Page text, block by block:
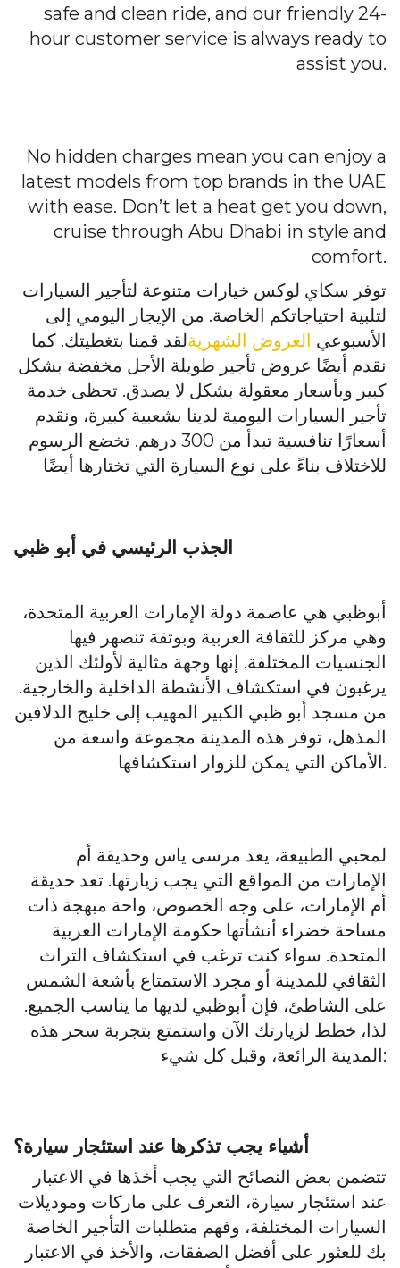
safe and clean ride, and our friendly 24-
hour customer service is always ready to
assist you.
No hidden charges mean you can enjoy a
latest models from top brands in the UAE
with ease. Don’t let a heat get you down,
cruise through Abu Dhabi in style and
comfort.
توفر سكاي لوكس خيارات متنوعة لتأجير السيارات
لتلبية احتياجاتكم الخاصة. من الإيجار اليومي إلى
الأسبوعي العروض الشهريةلقد قمنا بتغطيتك. كما
نقدم أيضًا عروض تأجير طويلة الأجل مخفضة بشكل
كبير وبأسعار معقولة بشكل لا يصدق. تحظى خدمة
تأجير السيارات اليومية لدينا بشعبية كبيرة، ونقدم
أسعارًا تنافسية تبدأ من 300 درهم. تخضع الرسوم
للاختلاف بناءً على نوع السيارة التي تختارها أيضًا
الجذب الرئيسي في أبو ظبي
أبوظبي هي عاصمة دولة الإمارات العربية المتحدة،
وهي مركز للثقافة العربية وبوتقة تنصهر فيها
الجنسيات المختلفة. إنها وجهة مثالية لأولئك الذين
يرغبون في استكشاف الأنشطة الداخلية والخارجية.
من مسجد أبو ظبي الكبير المهيب إلى خليج الدلافين
المذهل، توفر هذه المدينة مجموعة واسعة من
الأماكن التي يمكن للزوار استكشافها.
لمحبي الطبيعة، يعد مرسى ياس وحديقة أم
الإمارات من المواقع التي يجب زيارتها. تعد حديقة
أم الإمارات، على وجه الخصوص، واحة مبهجة ذات
مساحة خضراء أنشأتها حكومة الإمارات العربية
المتحدة. سواء كنت ترغب في استكشاف التراث
الثقافي للمدينة أو مجرد الاستمتاع بأشعة الشمس
على الشاطئ، فإن أبوظبي لديها ما يناسب الجميع.
لذا، خطط لزيارتك الآن واستمتع بتجربة سحر هذه
المدينة الرائعة، وقبل كل شيء:
أشياء يجب تذكرها عند استئجار سيارة؟
تتضمن بعض النصائح التي يجب أخذها في الاعتبار
عند استئجار سيارة، التعرف على ماركات وموديلات
السيارات المختلفة، وفهم متطلبات التأجير الخاصة
بك للعثور على أفضل الصفقات، والأخذ في الاعتبار